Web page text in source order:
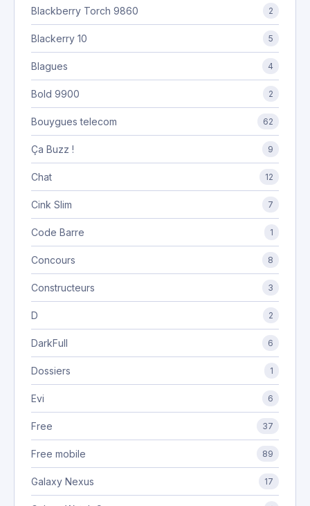
Blackberry Torch 9860 2
Blackerry 10 5
Blagues 4
Bold 9900 2
Bouygues telecom 62
Ça Buzz ! 9
Chat 12
Cink Slim 7
Code Barre 1
Concours 8
Constructeurs 3
D 2
DarkFull 6
Dossiers 1
Evi 6
Free 37
Free mobile 89
Galaxy Nexus 17